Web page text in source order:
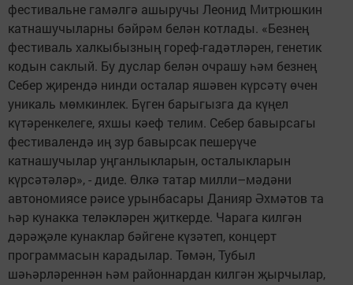
фестивальне гамәлгә ашыручы Леонид Митрюшкин
катнашучыларны бәйрәм белән котлады. «Безнең
фестиваль халкыбызның гореф-гадәтләрен, генетик
кодын саклый. Бу дуслар белән очрашу һәм безнең
Себер җирендә нинди осталар яшәвен күрсәтү өчен
уникаль мөмкинлек. Бүген барыгызга да күңел
күтәренкелеге, яхшы кәеф телим. Себер бавырсагы
фестивалендә иң зур бавырсак пешерүче
катнашучылар уңганлыкларын, осталыкларын
күрсәтәләр», - диде. Өлкә татар милли–мәдәни
автономиясе рәисе урынбасары Данияр Әхмәтов та
һәр кунакка теләкләрен җиткерде. Чарага килгән
дәрәҗәле кунаклар бәйгене күзәтеп, концерт
программасын карадылар. Төмән, Тубыл
шәһәрләреннән һәм районнардан килгән җырчылар,